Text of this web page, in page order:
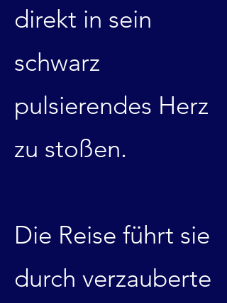
direkt in sein
schwarz
pulsierendes Herz
zu stoßen.
Die Reise führt sie
durch verzauberte